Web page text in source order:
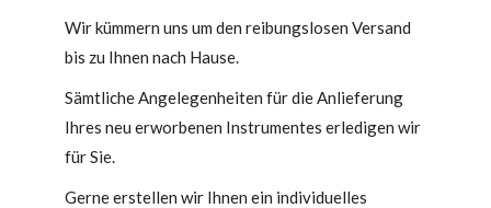
Wir kümmern uns um den reibungslosen Versand
bis zu Ihnen nach Hause.
Sämtliche Angelegenheiten für die Anlieferung
Ihres neu erworbenen Instrumentes erledigen wir
für Sie.
Gerne erstellen wir Ihnen ein individuelles